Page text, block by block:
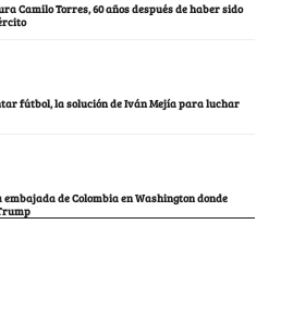
Camilo Torres, 60 años después de haber sido
fútbol, la solución de Iván Mejía para luchar
embajada de Colombia en Washington donde